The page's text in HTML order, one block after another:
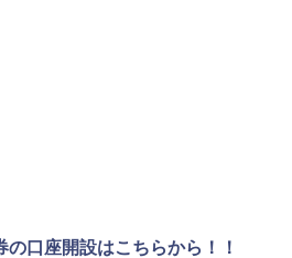
口座開設はこちらから！！